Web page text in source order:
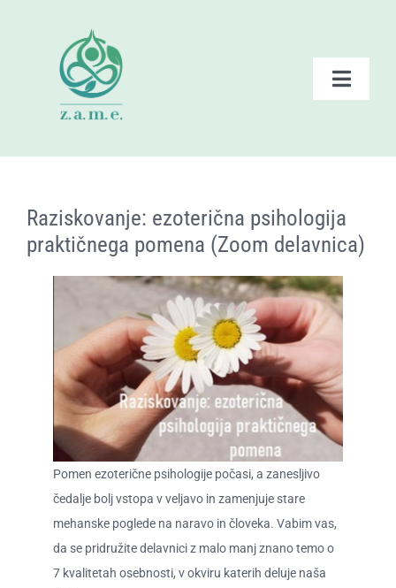
Toggle
Dogodki ZAME
Posnetki
CENIK
Raziskovanje: ezoterična psihologija
praktičnega pomena (Zoom delavnica)
Pomen ezoterične psihologije počasi, a zanesljivo
čedalje bolj vstopa v veljavo in zamenjuje stare
mehanske poglede na naravo in človeka. Vabim vas,
da se pridružite delavnici z malo manj znano temo o
7 kvalitetah osebnosti, v okviru katerih deluje naša